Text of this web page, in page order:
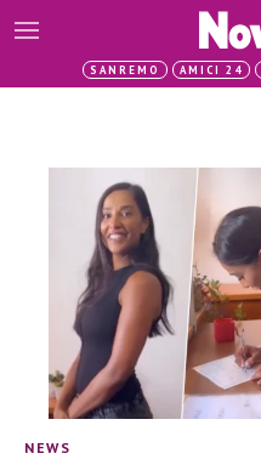
SANREMO AMICI 24
NEWS